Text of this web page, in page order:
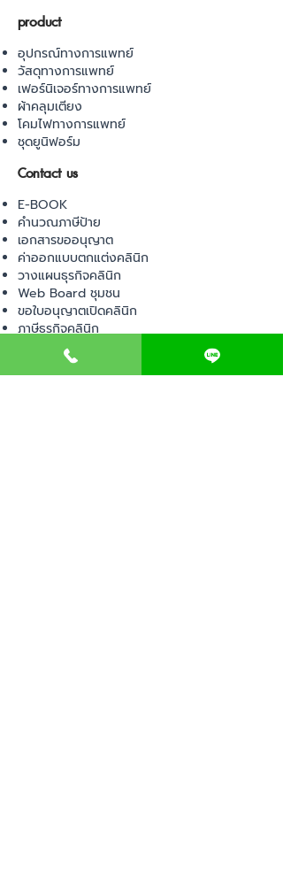
product
อุปกรณ์ทางการแพทย์
วัสดุทางการแพทย์
เฟอร์นิเจอร์ทางการแพทย์
ผ้าคลุมเตียง
โคมไฟทางการแพทย์
ชุดยูนิฟอร์ม
Contact us
E-BOOK
คำนวณภาษีป้าย
เอกสารขออนุญาต
ค่าออกแบบตกแต่งคลินิก
วางแผนธุรกิจคลินิก
Web Board ชุมชน
ขอใบอนุญาตเปิดคลินิก
ภาษีธุรกิจคลินิก
ตรวจสอบรายชื่อแพทย์
ติดต่อ สำนักงานสาธารณสุข